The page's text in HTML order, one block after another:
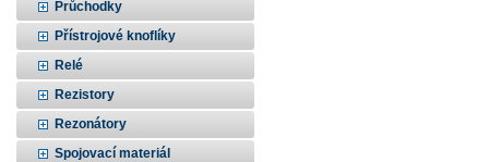
Průchodky
Přístrojové knoflíky
Relé
Rezistory
Rezonátory
Spojovací materiál